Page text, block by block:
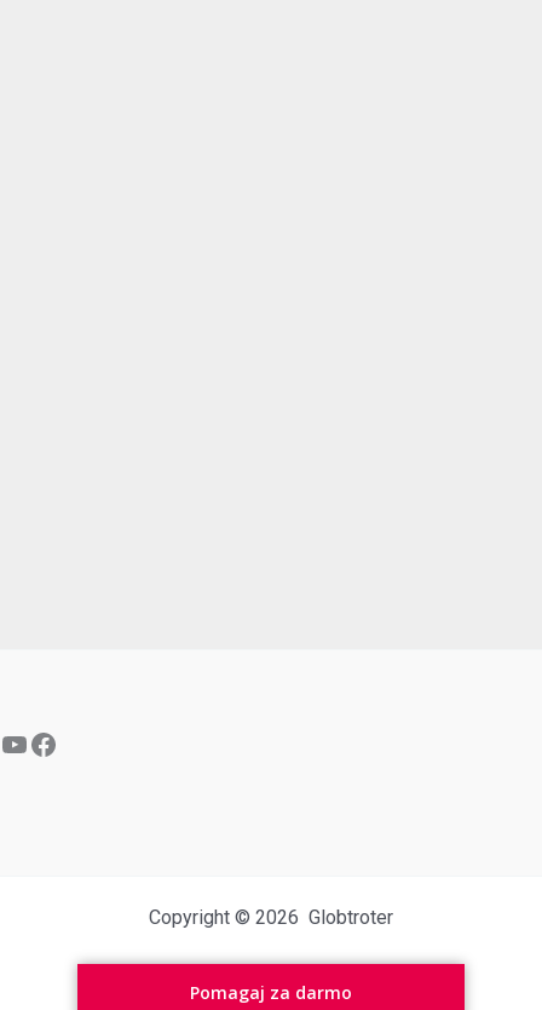
Copyright © 2026 Globtroter
Pomagaj za darmo